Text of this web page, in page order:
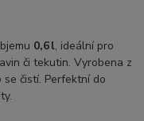
0,6 l, ideální pro
či tekutin. Vyrobena z
čistí. Perfektní do